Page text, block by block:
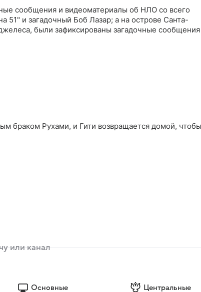
сообщения и видеоматериалы об НЛО со всего
51" и загадочный Боб Лазар; а на острове Санта-
были зафиксированы загадочные сообщения
браком Рухами, и Гити возвращается домой, чтобы
Основные Центральные